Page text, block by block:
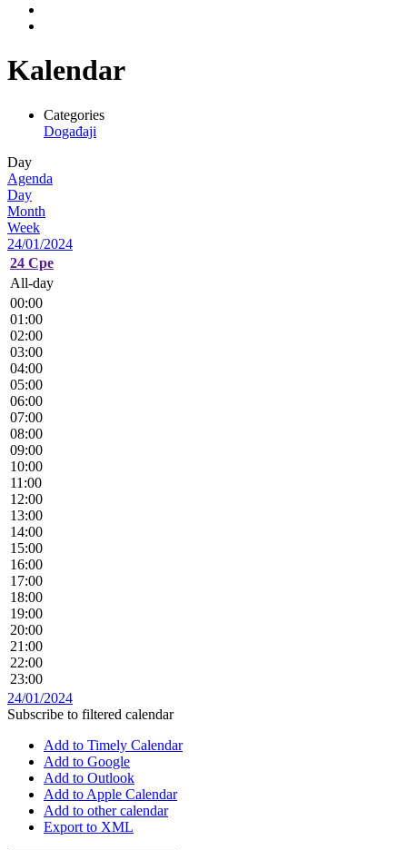
Kalendar
Categories
Događaji
Day
Agenda
Day
Month
Week
24/01/2024
24 Сре
All-day
00:00
01:00
02:00
03:00
04:00
05:00
06:00
07:00
08:00
09:00
10:00
11:00
12:00
13:00
14:00
15:00
16:00
17:00
18:00
19:00
20:00
21:00
22:00
23:00
24/01/2024
Subscribe to filtered calendar
Add to Timely Calendar
Add to Google
Add to Outlook
Add to Apple Calendar
Add to other calendar
Export to XML